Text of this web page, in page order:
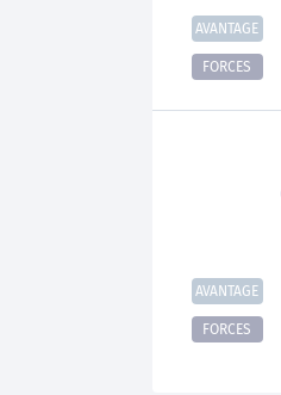
AVANTAGE
FORCES
AVANTAGE
FORCES